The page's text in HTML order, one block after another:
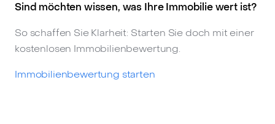
Sind möchten wissen, was Ihre Immobilie wert ist?
So schaffen Sie Klarheit: Starten Sie doch mit einer
kostenlosen Immobilienbewertung.
Immobilienbewertung starten